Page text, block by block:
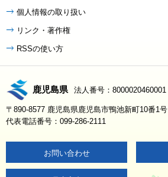
個人情報の取り扱い
リンク・著作権
RSSの使い方
鹿児島県 法人番号：8000020460001
〒890-8577 鹿児島県鹿児島市鴨池新町10番1号
代表電話番号：099-286-2111
お問い合わせ